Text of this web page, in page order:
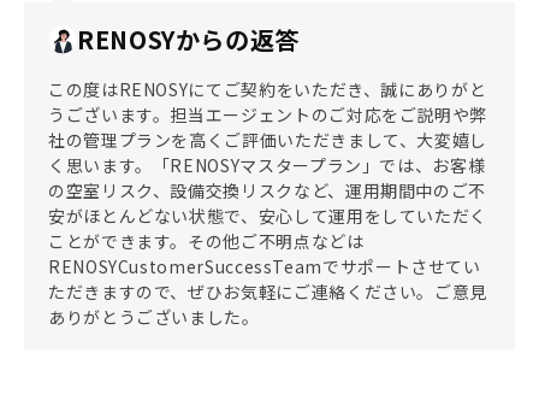
RENOSYからの返答
この度はRENOSYにてご契約をいただき、誠にありがと
うございます。担当エージェントのご対応をご説明や弊
社の管理プランを高くご評価いただきまして、大変嬉し
く思います。「RENOSYマスタープラン」では、お客様
の空室リスク、設備交換リスクなど、運用期間中のご不
安がほとんどない状態で、安心して運用をしていただく
ことができます。その他ご不明点などは
RENOSYCustomerSuccessTeamでサポートさせてい
ただきますので、ぜひお気軽にご連絡ください。ご意見
ありがとうございました。